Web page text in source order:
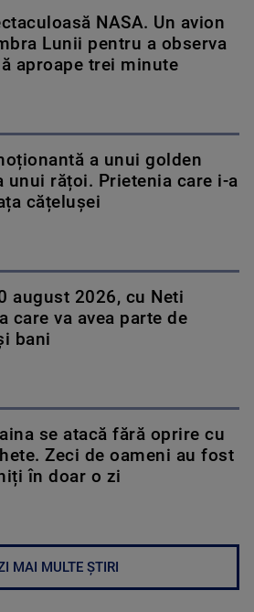
NASA. Un avion
Lunii pentru a observa
aproape trei minute
a unui golden
unui rățoi. Prietenia care i-a
cățelușei
august 2026, cu Neti
care va avea parte de
bani
se atacă fără oprire cu
Zeci de oameni au fost
în doar o zi
MAI MULTE ȘTIRI